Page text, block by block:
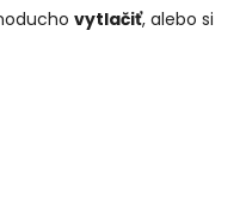
vytlačiť, alebo si